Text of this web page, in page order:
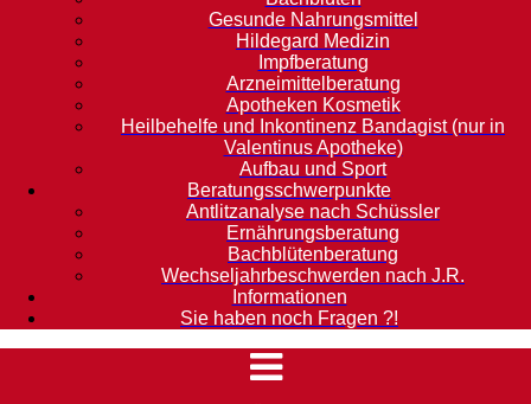
Gesunde Nahrungsmittel
Hildegard Medizin
Impfberatung
Arzneimittelberatung
Apotheken Kosmetik
Heilbehelfe und Inkontinenz Bandagist (nur in
Valentinus Apotheke)
Aufbau und Sport
Beratungsschwerpunkte
Antlitzanalyse nach Schüssler
Ernährungsberatung
Bachblütenberatung
Wechseljahrbeschwerden nach J.R.
Informationen
Sie haben noch Fragen ?!